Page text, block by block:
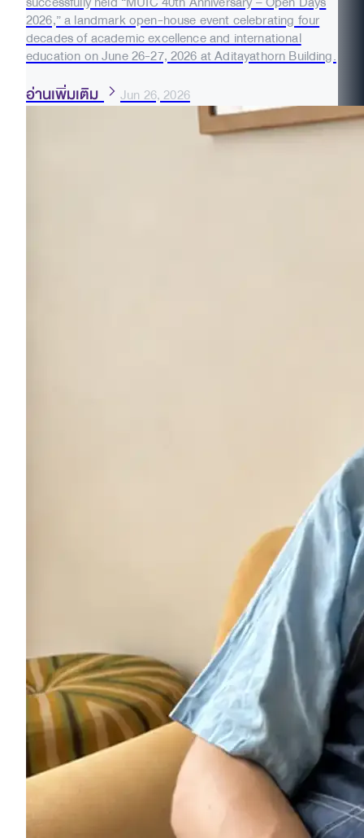
2026,” a landmark open-house event celebrating four
decades of academic excellence and international
education on June 26-27, 2026 at Aditayathorn Building.
อ่านเพิ่มเติม Jun 26, 2026